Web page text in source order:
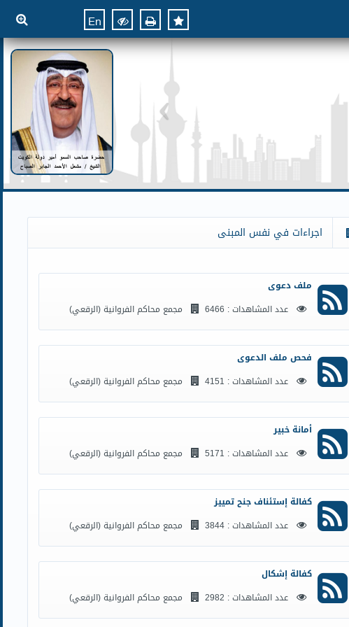
En
اجراءات في نفس المبنى
ملف دعوى
عدد المشاهدات : 6466
مجمع محاكم الفروانية (الرقعي)
فحص ملف الدعوى
عدد المشاهدات : 4151
مجمع محاكم الفروانية (الرقعي)
أمانة خبير
عدد المشاهدات : 5171
مجمع محاكم الفروانية (الرقعي)
كفالة إستئناف جنح تمييز
عدد المشاهدات : 3844
مجمع محاكم الفروانية (الرقعي)
كفالة إشكال
عدد المشاهدات : 2982
مجمع محاكم الفروانية (الرقعي)